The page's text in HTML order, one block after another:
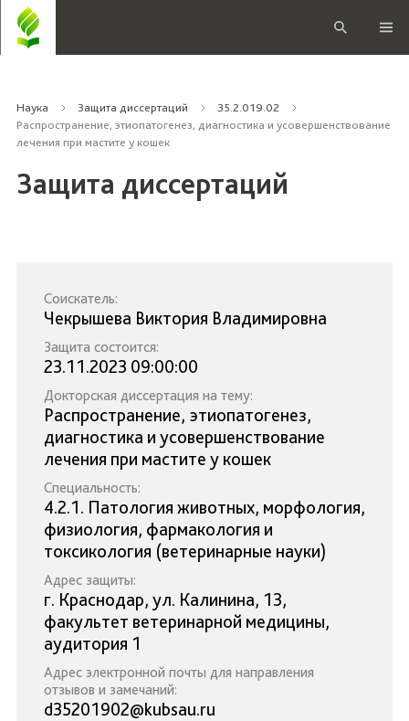
Наука Защита диссертаций
35.2.019.02
Распространение, этиопатогенез, диагностика и усовершенствование
лечения при мастите у кошек
Защита диссертаций
Соискатель:
Чекрышева Виктория Владимировна
Защита состоится:
23.11.2023 09:00:00
Докторская диссертация на тему:
Распространение, этиопатогенез,
диагностика и усовершенствование
лечения при мастите у кошек
Специальность:
4.2.1. Патология животных, морфология,
физиология, фармакология и
токсикология (ветеринарные науки)
Адрес защиты:
г. Краснодар, ул. Калинина, 13,
факультет ветеринарной медицины,
аудитория 1
Адрес электронной почты для направления
отзывов и замечаний:
d35201902@kubsau.ru